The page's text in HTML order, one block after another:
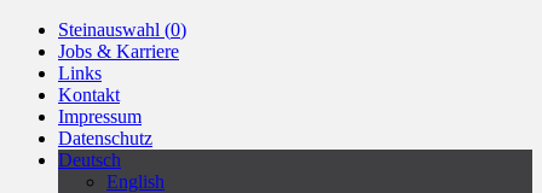
Steinauswahl (0)
Jobs & Karriere
Links
Kontakt
Impressum
Datenschutz
Deutsch
English